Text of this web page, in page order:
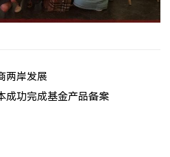
两岸发展
成功完成基金产品备案